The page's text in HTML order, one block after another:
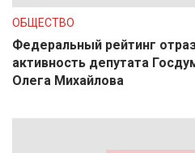
ОБЩЕСТВО
Федеральный рейтинг
активность депутата
Олега Михайлова